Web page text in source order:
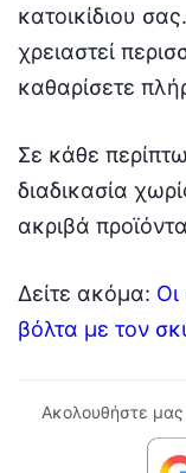
κατοικίδιου
χρειαστεί
καθαρίσετε
Σε κάθε
διαδικασία
ακριβά
Δείτε ακόμα: Οι
βόλτα με τον
Ακολουθήστε μας